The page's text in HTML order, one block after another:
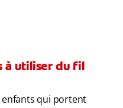
à utiliser du fil
enfants qui portent